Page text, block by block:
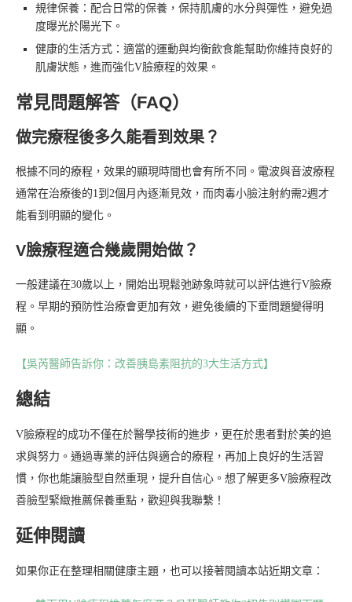
規律保養：配合日常的保養，保持肌膚的水分與彈性，避免過
度曝光於陽光下。
健康的生活方式：適當的運動與均衡飲食能幫助你維持良好的
肌膚狀態，進而強化V臉療程的效果。
常見問題解答（FAQ）
做完療程後多久能看到效果？
根據不同的療程，效果的顯現時間也會有所不同。電波與音波療程
通常在治療後的1到2個月內逐漸見效，而肉毒小臉注射約需2週才
能看到明顯的變化。
V臉療程適合幾歲開始做？
一般建議在30歲以上，開始出現鬆弛跡象時就可以評估進行V臉療
程。早期的預防性治療會更加有效，避免後續的下垂問題變得明
顯。
【吳芮醫師告訴你：改善胰島素阻抗的3大生活方式】
總結
V臉療程的成功不僅在於醫學技術的進步，更在於患者對於美的追
求與努力。通過專業的評估與適合的療程，再加上良好的生活習
慣，你也能讓臉型自然重現，提升自信心。想了解更多V臉療程改
善臉型緊緻推薦保養重點，歡迎與我聯繫！
延伸閱讀
如果你正在整理相關健康主題，也可以接著閱讀本站近期文章：